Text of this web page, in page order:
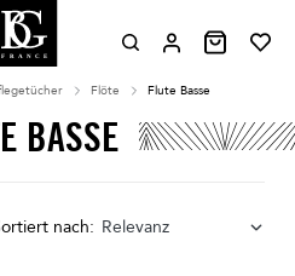
Flöte Flute Basse
BASSE
nach: Relevanz